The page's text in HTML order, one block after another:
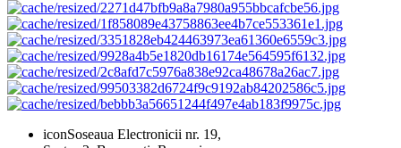
iconSoseaua Electronicii nr. 19,